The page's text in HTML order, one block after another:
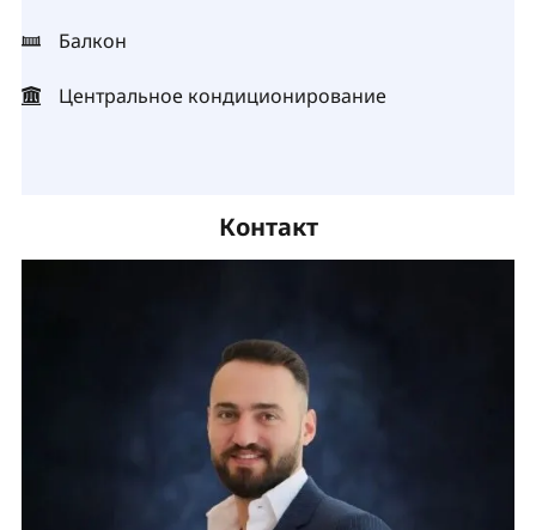
Балкон
Центральное кондиционирование
Контакт